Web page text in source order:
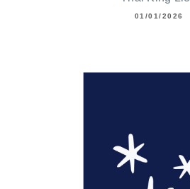
01/01/2026